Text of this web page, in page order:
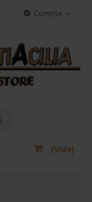
Compte
(Vide)